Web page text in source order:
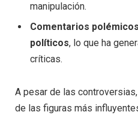
manipulación.
Comentarios
políticos, lo que ha
críticas.
A pesar de las
de las figuras más